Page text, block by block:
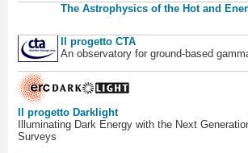
The Astrophysics of the Hot and
Il progetto CTA
An observatory for ground-based
Il progetto Darklight
Illuminating Dark Energy with the Next
Surveys